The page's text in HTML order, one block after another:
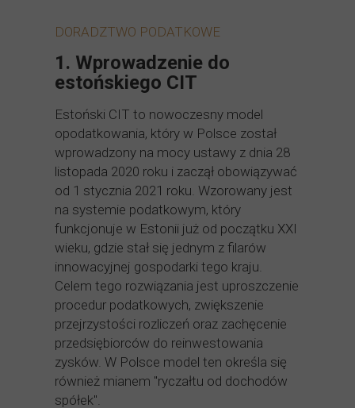
DORADZTWO PODATKOWE
1. Wprowadzenie do
estońskiego CIT
Estoński CIT to nowoczesny model
opodatkowania, który w Polsce został
wprowadzony na mocy ustawy z dnia 28
listopada 2020 roku i zaczął obowiązywać
od 1 stycznia 2021 roku. Wzorowany jest
na systemie podatkowym, który
funkcjonuje w Estonii już od początku XXI
wieku, gdzie stał się jednym z filarów
innowacyjnej gospodarki tego kraju.
Celem tego rozwiązania jest uproszczenie
procedur podatkowych, zwiększenie
przejrzystości rozliczeń oraz zachęcenie
przedsiębiorców do reinwestowania
zysków. W Polsce model ten określa się
również mianem "ryczałtu od dochodów
spółek".